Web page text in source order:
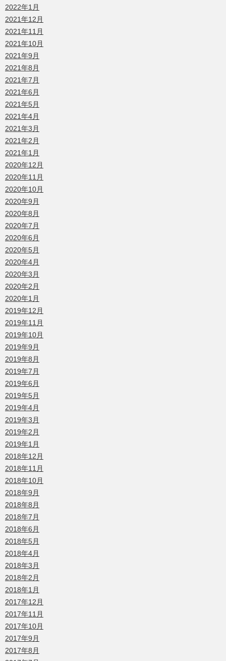
2022年1月
2021年12月
2021年11月
2021年10月
2021年9月
2021年8月
2021年7月
2021年6月
2021年5月
2021年4月
2021年3月
2021年2月
2021年1月
2020年12月
2020年11月
2020年10月
2020年9月
2020年8月
2020年7月
2020年6月
2020年5月
2020年4月
2020年3月
2020年2月
2020年1月
2019年12月
2019年11月
2019年10月
2019年9月
2019年8月
2019年7月
2019年6月
2019年5月
2019年4月
2019年3月
2019年2月
2019年1月
2018年12月
2018年11月
2018年10月
2018年9月
2018年8月
2018年7月
2018年6月
2018年5月
2018年4月
2018年3月
2018年2月
2018年1月
2017年12月
2017年11月
2017年10月
2017年9月
2017年8月